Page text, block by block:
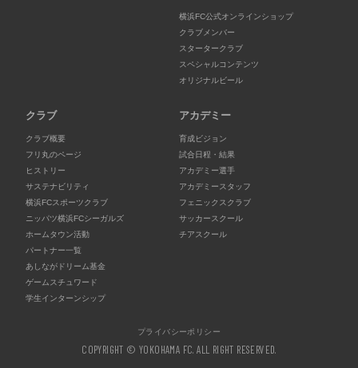
横浜FC公式オンラインショップ
クラブメンバー
スタータークラブ
スペシャルコンテンツ
オリジナルビール
クラブ
クラブ概要
フリ丸のページ
ヒストリー
サステナビリティ
横浜FCスポーツクラブ
ニッパツ横浜FCシーガルズ
ホームタウン活動
パートナー一覧
あしながドリーム基金
ゲームスチュワード
学生インターンシップ
アカデミー
育成ビジョン
試合日程・結果
アカデミー選手
アカデミースタッフ
フェニックスクラブ
サッカースクール
チアスクール
プライバシーポリシー
COPYRIGHT © YOKOHAMA FC. ALL RIGHT RESERVED.